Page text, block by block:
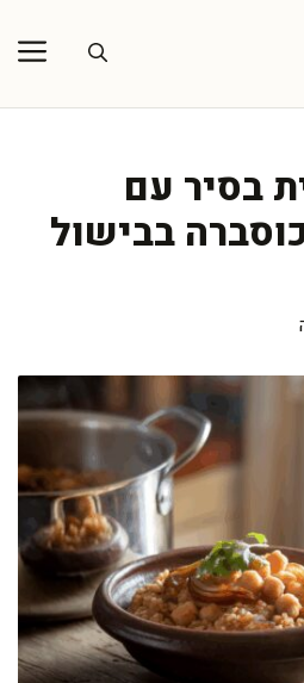
בסיר עם
בבישול